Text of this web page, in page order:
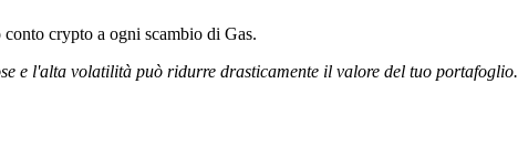
crypto a ogni scambio di Gas.
e l'alta volatilità può ridurre drasticamente il valore del tuo portafoglio.